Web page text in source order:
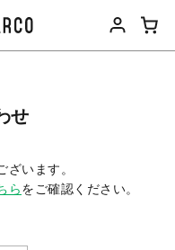
せ
います。
らをご確認ください。​